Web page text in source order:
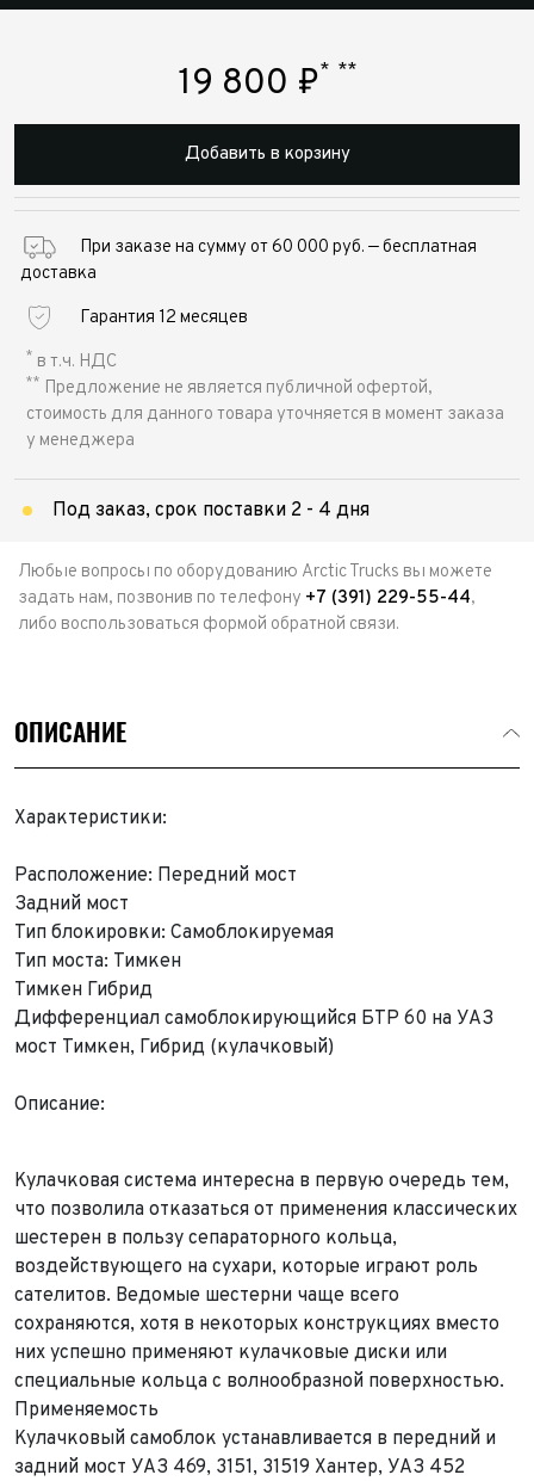
19 800 ₽* **
Добавить в корзину
При заказе на сумму от 60 000 руб. — бесплатная
доставка
Гарантия 12 месяцев
* в т.ч. НДС
** Предложение не является публичной офертой,
стоимость для данного товара уточняется в момент заказа
у менеджера
Под заказ, срок поставки 2 - 4 дня
Любые вопросы по оборудованию Arctic Trucks вы можете
задать нам, позвонив по телефону +7 (391) 229-55-44,
либо воспользоваться формой обратной связи.
ОПИСАНИЕ
Характеристики:
Расположение: Передний мост
Задний мост
Тип блокировки: Самоблокируемая
Тип моста: Тимкен
Тимкен Гибрид
Дифференциал самоблокирующийся БТР 60 на УАЗ
мост Тимкен, Гибрид (кулачковый)
Описание:
Кулачковая система интересна в первую очередь тем,
что позволила отказаться от применения классических
шестерен в пользу сепараторного кольца,
воздействующего на сухари, которые играют роль
сателитов. Ведомые шестерни чаще всего
сохраняются, хотя в некоторых конструкциях вместо
них успешно применяют кулачковые диски или
специальные кольца с волнообразной поверхностью.
Применяемость
Кулачковый самоблок устанавливается в передний и
задний мост УАЗ 469, 3151, 31519 Хантер, УАЗ 452